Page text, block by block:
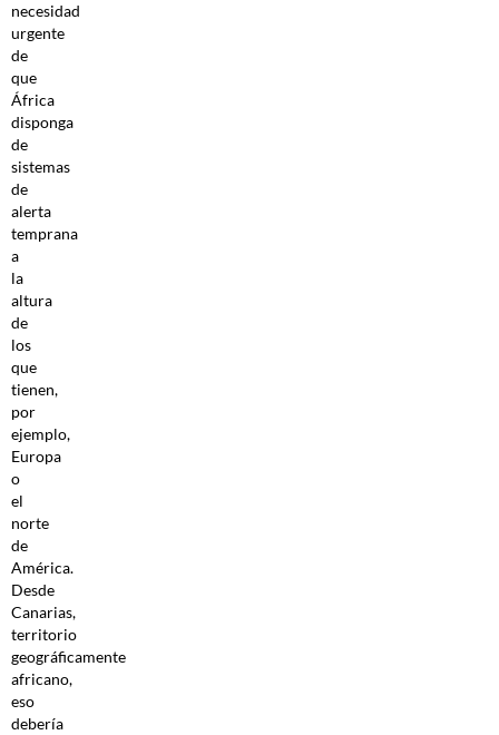
necesidad
urgente
de
que
África
disponga
de
sistemas
de
alerta
temprana
a
la
altura
de
los
que
tienen,
por
ejemplo,
Europa
o
el
norte
de
América.
Desde
Canarias,
territorio
geográficamente
africano,
eso
debería